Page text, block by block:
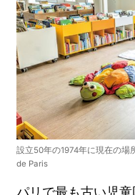
設立50年の1974年に現在の
de Paris
パリで最も古い児